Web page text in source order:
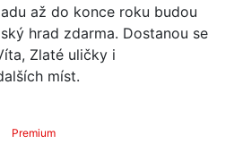
až do konce roku budou
hrad zdarma. Dostanou se
Zlaté uličky i
míst.
Premium